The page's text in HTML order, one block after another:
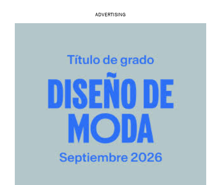
ADVERTISING